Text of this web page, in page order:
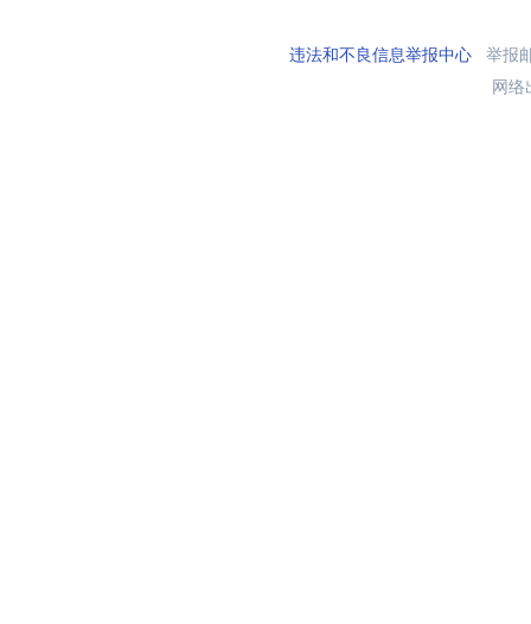
违法和不良信息举报中心举报
网